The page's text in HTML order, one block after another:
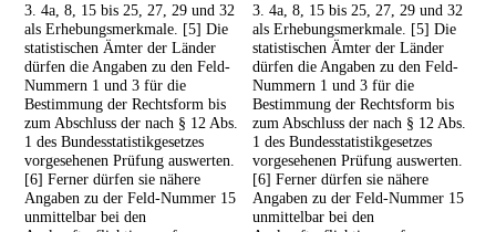
3. 4a, 8, 15 bis 25, 27, 29 und 32
als Erhebungsmerkmale. [5] Die
statistischen Ämter der Länder
dürfen die Angaben zu den Feld-
Nummern 1 und 3 für die
Bestimmung der Rechtsform bis
zum Abschluss der nach § 12 Abs.
1 des Bundesstatistikgesetzes
vorgesehenen Prüfung auswerten.
[6] Ferner dürfen sie nähere
Angaben zu der Feld-Nummer 15
unmittelbar bei den
3. 4a, 8, 15 bis 25, 27, 29 und 32
als Erhebungsmerkmale. [5] Die
statistischen Ämter der Länder
dürfen die Angaben zu den Feld-
Nummern 1 und 3 für die
Bestimmung der Rechtsform bis
zum Abschluss der nach § 12 Abs.
1 des Bundesstatistikgesetzes
vorgesehenen Prüfung auswerten.
[6] Ferner dürfen sie nähere
Angaben zu der Feld-Nummer 15
unmittelbar bei den